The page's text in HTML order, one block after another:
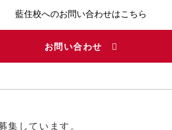
藍住校へのお問い合わせはこちら
お問い合わせ
集しています。